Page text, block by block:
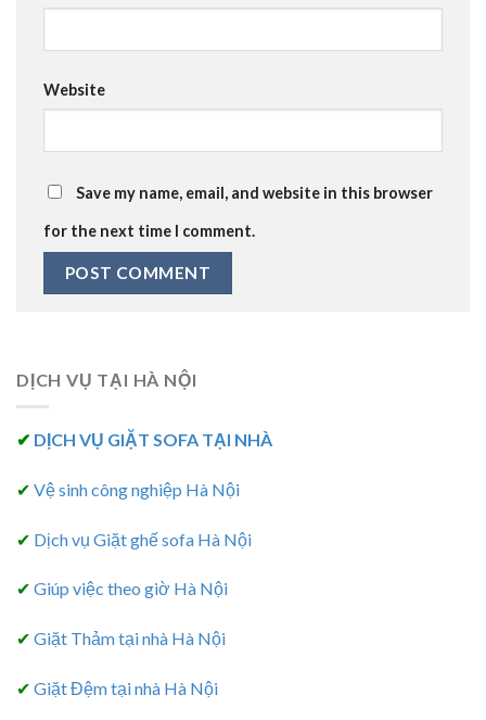
Website
Save my name, email, and website in this browser
for the next time I comment.
DỊCH VỤ TẠI HÀ NỘI
✔ DỊCH VỤ GIẶT SOFA TẠI NHÀ
✔ Vệ sinh công nghiệp Hà Nội
✔ Dịch vụ Giặt ghế sofa Hà Nội
✔ Giúp việc theo giờ Hà Nội
✔ Giặt Thảm tại nhà Hà Nội
✔ Giặt Đệm tại nhà Hà Nội